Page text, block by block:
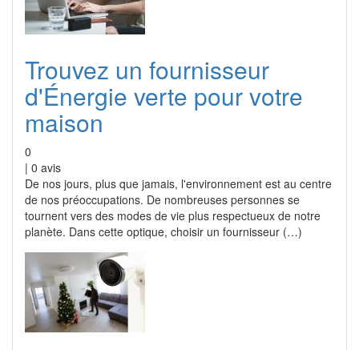
Trouvez un fournisseur
d'Énergie verte pour votre
maison
0
| 0 avis
De nos jours, plus que jamais, l'environnement est au centre
de nos préoccupations. De nombreuses personnes se
tournent vers des modes de vie plus respectueux de notre
planète. Dans cette optique, choisir un fournisseur (…)